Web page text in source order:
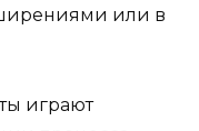
или в
играют